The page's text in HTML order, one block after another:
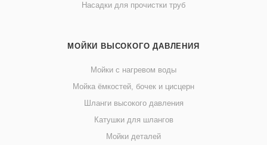
Насадки для прочистки труб
МОЙКИ ВЫСОКОГО ДАВЛЕНИЯ
Мойки с нагревом воды
Мойка ёмкостей, бочек и цисцерн
Шланги высокого давления
Катушки для шлангов
Мойки деталей